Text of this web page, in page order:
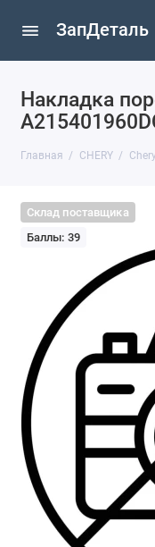
ЗапДеталь
Накладка
Главная CHERY
Склад поставщика
Баллы: 39